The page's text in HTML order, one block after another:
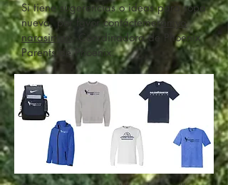
Si tiene sugerencias o ideas para ropa
nueva, por favor contáctemeramya
narasiman
, Coordinadora de Phoenix
Parents de Phoenix.